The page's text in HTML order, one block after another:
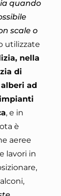
quando
scale o
utilizzate
nella
di
ad
, e in
è
aeree
lavori in